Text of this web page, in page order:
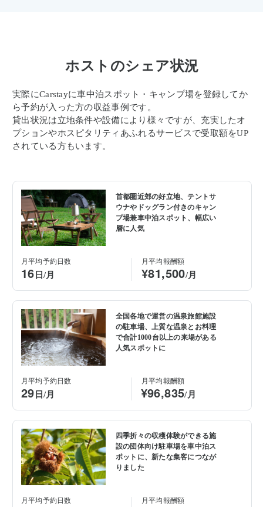
ホストのシェア状況
実際にCarstayに車中泊スポット・キャンプ場を登録してか
ら予約が入った方の収益事例です。
貸出状況は立地条件や設備により様々ですが、充実したオ
プションやホスピタリティあふれるサービスで受取額をUP
されている方もいます。
首都圏近郊の好立地、テントサ
ウナやドッグラン付きのキャン
プ場兼車中泊スポット、幅広い
層に人気
月平均予約日数
16 日/月
月平均報酬額
¥81,500/月
全国各地で運営の温泉旅館施設
の駐車場、上質な温泉とお料理
で合計1000台以上の来場がある
人気スポットに
月平均予約日数
29 日/月
月平均報酬額
¥96,835/月
四季折々の収穫体験ができる施
設の団体向け駐車場を車中泊ス
ポットに、新たな集客につなが
りました
月平均予約日数 月平均報酬額